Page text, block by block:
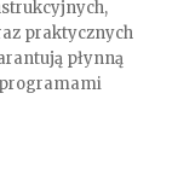
praktycznych
płynną